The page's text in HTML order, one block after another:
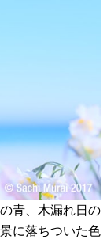
青、木漏れ日の
に落ちついた色